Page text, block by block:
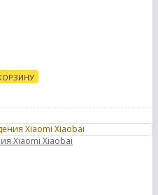
Xiaomi Xiaobai